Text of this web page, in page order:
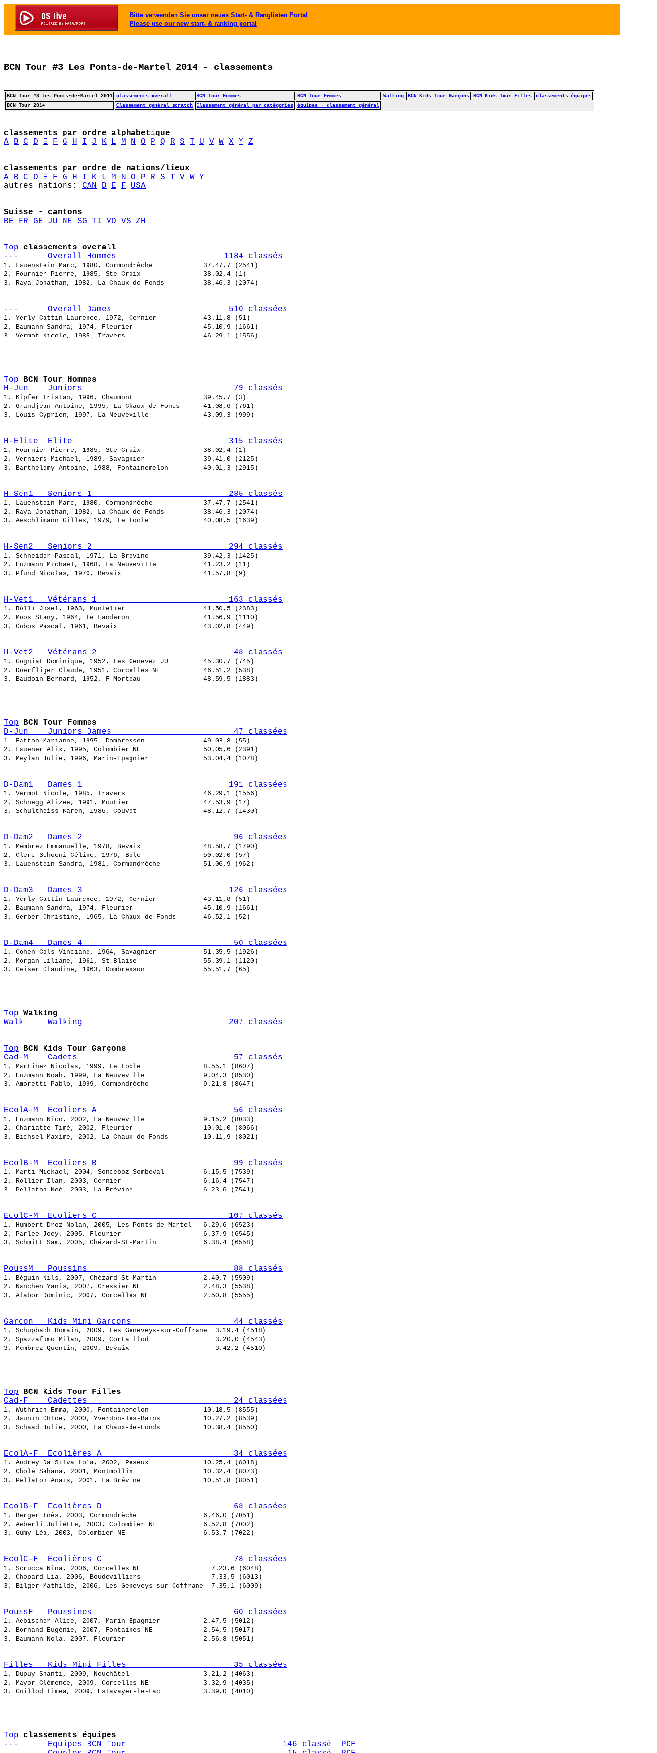
Bitte verwenden Sie unser neues Start- & Ranglisten Portal
Please use our new start- & ranking portal
BCN Tour #3 Les Ponts-de-Martel 2014 - classements
BCN Tour #3 Les Ponts-de-Martel 2014 classements overall BCN Tour Hommes BCN Tour Femmes Walking BCN Kids Tour Garçons BCN Kids Tour Filles
classements équipes
BCN Tour 2014
Classement général scratch Classement général par catégories équipes - classement général
classements par ordre alphabetique
A
B C D E F G H I J K L M N O P Q R S T U V W X Y Z
classements par ordre de nations/lieux
A
B C D E F G H I K L M N O P R S T V W
Y
autres nations: CAN D E F USA
Suisse - cantons
BE
FR GE JU NE SG TI VD VS ZH
Top
classements overall
---      Overall Hommes                      1184 classés
1. Lauenstein Marc, 1980, Cormondrèche
2. Fournier Pierre, 1985, Ste-Croix
3. Raya Jonathan, 1982, La Chaux-de-Fonds
---      Overall Dames                        510 classées
1. Yerly Cattin Laurence, 1972, Cernier
2. Baumann Sandra, 1974, Fleurier
3. Vermot Nicole, 1985, Travers
Top
BCN Tour Hommes
H-Jun    Juniors                               79 classés
1. Kipfer Tristan, 1996, Chaumont
2. Grandjean Antoine, 1995, La Chaux-de-Fonds
3. Louis Cyprien, 1997, La Neuveville
H-Elite  Elite                                315 classés
1. Fournier Pierre, 1985, Ste-Croix
2. Verniers Michael, 1989, Savagnier
3. Barthelemy Antoine, 1988, Fontainemelon
H-Sen1   Seniors 1                            285 classés
1. Lauenstein Marc, 1980, Cormondrèche
2. Raya Jonathan, 1982, La Chaux-de-Fonds
3. Aeschlimann Gilles, 1979, Le Locle
H-Sen2   Seniors 2                            294 classés
1. Schneider Pascal, 1971, La Brévine
2. Enzmann Michael, 1968, La Neuveville
3. Pfund Nicolas, 1970, Bevaix
H-Vet1   Vétérans 1                           163 classés
1. Rölli Josef, 1963, Muntelier
2. Moos Stany, 1964, Le Landeron
3. Cobos Pascal, 1961, Bevaix
H-Vet2   Vétérans 2                            48 classés
1. Gogniat Dominique, 1952, Les Genevez JU
2. Doerfliger Claude, 1951, Corcelles NE
3. Baudoin Bernard, 1952, F-Morteau
Top
BCN Tour Femmes
D-Jun    Juniors Dames                         47 classées
1. Fatton Marianne, 1995, Dombresson
2. Lauener Alix, 1995, Colombier NE
3. Meylan Julie, 1996, Marin-Epagnier
D-Dam1   Dames 1                              191 classées
1. Vermot Nicole, 1985, Travers
2. Schnegg Alizee, 1991, Moutier
3. Schultheiss Karen, 1986, Couvet
D-Dam2   Dames 2                               96 classées
1. Membrez Emmanuelle, 1978, Bevaix
2. Clerc-Schoeni Céline, 1976, Bôle
3. Lauenstein Sandra, 1981, Cormondrèche
D-Dam3   Dames 3                              126 classées
1. Yerly Cattin Laurence, 1972, Cernier
2. Baumann Sandra, 1974, Fleurier
3. Gerber Christine, 1965, La Chaux-de-Fonds
D-Dam4   Dames 4                               50 classées
1. Cohen-Cols Vinciane, 1964, Savagnier
2. Morgan Liliane, 1961, St-Blaise
3. Geiser Claudine, 1963, Dombresson
Top
Walking
Walk     Walking                              207 classés
Top
BCN Kids Tour Garçons
Cad-M    Cadets                                57 classés
1. Martinez Nicolas, 1999, Le Locle
2. Enzmann Noah, 1999, La Neuveville
3. Amoretti Pablo, 1999, Cormondrèche
EcolA-M  Ecoliers A                            56 classés
1. Enzmann Nico, 2002, La Neuveville
2. Chariatte Timé, 2002, Fleurier
3. Bichsel Maxime, 2002, La Chaux-de-Fonds
EcolB-M  Ecoliers B                            99 classés
1. Marti Mickael, 2004, Sonceboz-Sombeval
2. Rollier Ilan, 2003, Cernier
3. Pellaton Noé, 2003, La Brévine
EcolC-M  Ecoliers C                           107 classés
1. Humbert-Droz Nolan, 2005, Les Ponts-de-Martel
2. Parlee Joey, 2005, Fleurier
3. Schmitt Sam, 2005, Chézard-St-Martin
PoussM   Poussins                              88 classés
1. Béguin Nils, 2007, Chézard-St-Martin
2. Nanchen Yanis, 2007, Cressier NE
3. Alabor Dominic, 2007, Corcelles NE
Garcon   Kids Mini Garcons                     44 classés
1. Schüpbach Romain, 2009, Les Geneveys-sur-Coffrane
2. Spazzafumo Milan, 2009, Cortaillod
3. Membrez Quentin, 2009, Bevaix
Top
BCN Kids Tour Filles
Cad-F    Cadettes                              24 classées
1. Wuthrich Emma, 2000, Fontainemelon
2. Jaunin Chloé, 2000, Yverdon-les-Bains
3. Schaad Julie, 2000, La Chaux-de-Fonds
EcolA-F  Ecolières A                           34 classées
1. Andrey Da Silva Lola, 2002, Peseux
2. Chole Sahana, 2001, Montmollin
3. Pellaton Anaïs, 2001, La Brévine
EcolB-F  Ecolières B                           68 classées
1. Berger Inès, 2003, Cormondrèche
2. Aeberli Juliette, 2003, Colombier NE
3. Gumy Léa, 2003, Colombier NE
EcolC-F  Ecolières C                           78 classées
1. Scrucca Nina, 2006, Corcelles NE
2. Chopard Lia, 2006, Boudevilliers
3. Bilger Mathilde, 2006, Les Geneveys-sur-Coffrane
PoussF   Poussines                             60 classées
1. Aebischer Alice, 2007, Marin-Epagnier
2. Bornand Eugénie, 2007, Fontaines NE
3. Baumann Nola, 2007, Fleurier
Filles   Kids Mini Filles                      35 classées
1. Dupuy Shanti, 2009, Neuchâtel
2. Mayor Clémence, 2009, Corcelles NE
3. Guillod Timea, 2009, Estavayer-le-Lac
Top
classements équipes
---      Equipes BCN Tour                                146 classé
PDF